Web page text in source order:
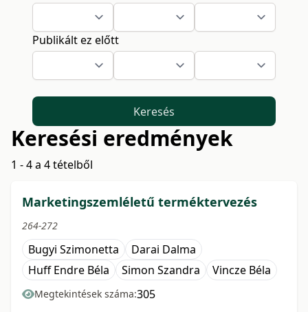
Publikált ez előtt
Keresés
Keresési eredmények
1 - 4 a 4 tételből
Marketingszemléletű terméktervezés
264-272
Bugyi Szimonetta
Darai Dalma
Huff Endre Béla
Simon Szandra Vincze Béla
Megtekintések száma:305